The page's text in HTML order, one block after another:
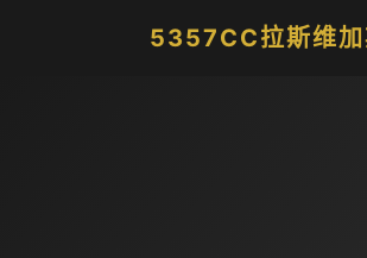
5357CC拉斯维加